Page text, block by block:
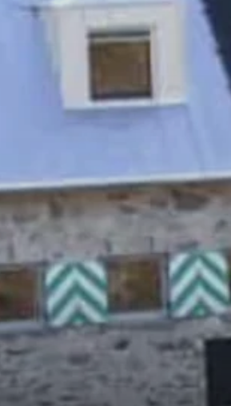
© DAV-FN / T. Huber